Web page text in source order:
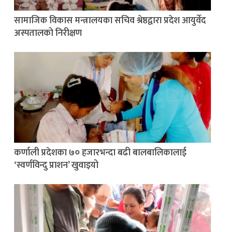
सामाजिक विकास मन्त्रालयका सचिव श्रेष्ठद्वारा प्रदेश आयुर्वेद
अस्पतालको निरीक्षण
कर्णाली प्रदेशका ७० हजारभन्दा बढी बालबालिकालाई
‘स्वर्णविन्दु प्राशन’ खुवाइयो